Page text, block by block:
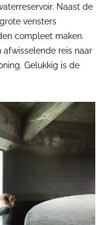
Naast de
vensters
compleet maken.
reis naar
Gelukkig is de